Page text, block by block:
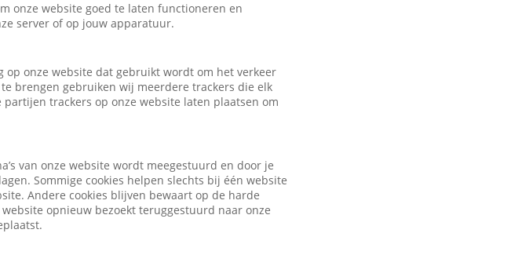
onze website goed te laten functioneren en
server of op jouw apparatuur.
onze website dat gebruikt wordt om het verkeer
brengen gebruiken wij meerdere trackers die elk
trackers op onze website laten plaatsen om
van onze website wordt meegestuurd en door je
Sommige cookies helpen slechts bij één website
Andere cookies blijven bewaart op de harde
opnieuw bezoekt teruggestuurd naar onze